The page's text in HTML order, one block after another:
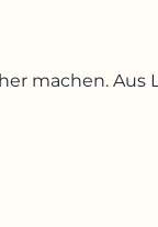
machen.